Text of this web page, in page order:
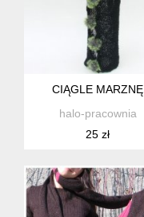
CIĄGLE MARZNĘ
halo-pracownia
25 zł